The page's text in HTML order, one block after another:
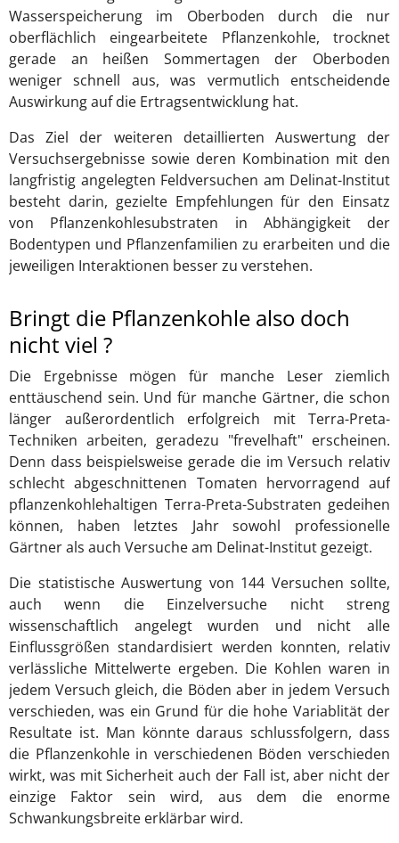
Wasserspeicherung im Oberboden durch die nur
oberflächlich eingearbeitete Pflanzenkohle, trocknet
gerade an heißen Sommertagen der Oberboden
weniger schnell aus, was vermutlich entscheidende
Auswirkung auf die Ertragsentwicklung hat.
Das Ziel der weiteren detaillierten Auswertung der
Versuchsergebnisse sowie deren Kombination mit den
langfristig angelegten Feldversuchen am Delinat-Institut
besteht darin, gezielte Empfehlungen für den Einsatz
von Pflanzenkohlesubstraten in Abhängigkeit der
Bodentypen und Pflanzenfamilien zu erarbeiten und die
jeweiligen Interaktionen besser zu verstehen.
Bringt die Pflanzenkohle also doch
nicht viel ?
Die Ergebnisse mögen für manche Leser ziemlich
enttäuschend sein. Und für manche Gärtner, die schon
länger außerordentlich erfolgreich mit Terra-Preta-
Techniken arbeiten, geradezu "frevelhaft" erscheinen.
Denn dass beispielsweise gerade die im Versuch relativ
schlecht abgeschnittenen Tomaten hervorragend auf
pflanzenkohlehaltigen Terra-Preta-Substraten gedeihen
können, haben letztes Jahr sowohl professionelle
Gärtner als auch Versuche am Delinat-Institut gezeigt.
Die statistische Auswertung von 144 Versuchen sollte,
auch wenn die Einzelversuche nicht streng
wissenschaftlich angelegt wurden und nicht alle
Einflussgrößen standardisiert werden konnten, relativ
verlässliche Mittelwerte ergeben. Die Kohlen waren in
jedem Versuch gleich, die Böden aber in jedem Versuch
verschieden, was ein Grund für die hohe Variablität der
Resultate ist. Man könnte daraus schlussfolgern, dass
die Pflanzenkohle in verschiedenen Böden verschieden
wirkt, was mit Sicherheit auch der Fall ist, aber nicht der
einzige Faktor sein wird, aus dem die enorme
Schwankungsbreite erklärbar wird.